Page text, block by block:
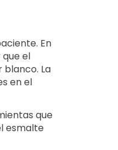
En
el
blanco. La
en el
que
esmalte